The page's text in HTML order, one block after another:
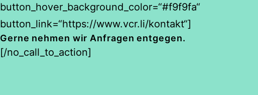
button_hover_background_color=“#f9f9fa“
button_link=“https://www.vcr.li/kontakt“]
Gerne nehmen wir Anfragen entgegen.
[/no_call_to_action]